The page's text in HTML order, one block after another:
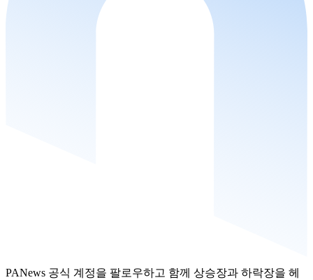
PANews 공식 계정을 팔로우하고 함께 상승장과 하락장을 헤